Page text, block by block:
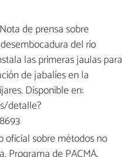
de prensa sobre
del río
las primeras jaulas para
de jabalíes en la
Disponible en:
detalle?
oficial sobre métodos no